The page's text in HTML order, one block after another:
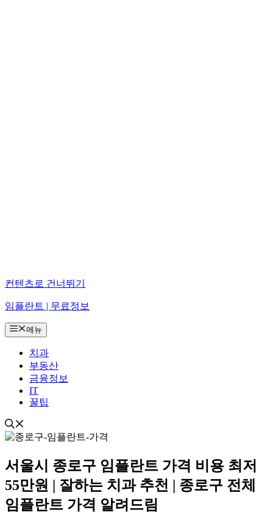
컨텐츠로 건너뛰기
임플란트 | 무료정보
메뉴
치과
부동산
금융정보
IT
꿀팁
서울시 종로구 임플란트 가격 비용 최저
55만원 | 잘하는 치과 추천 | 종로구 전체
임플란트 가격 알려드림